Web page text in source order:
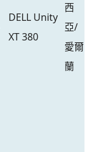
DELL Unity
XT 380
西
亞/
愛爾
蘭